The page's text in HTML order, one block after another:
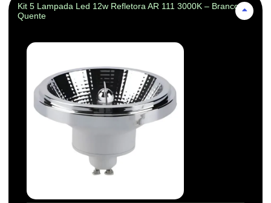
Kit 5 Lampada Led 12w Refletora AR 111 3000K – Branco-
Quente